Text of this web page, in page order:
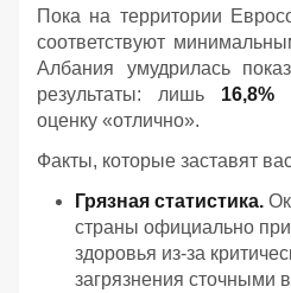
Пока на территории
соответствуют
Албания умудрилась
результаты: лишь 16,8%
оценку «отлично».
Факты, которые заставят
Грязная статистика.
страны официально
здоровья из-за
загрязнения сточными